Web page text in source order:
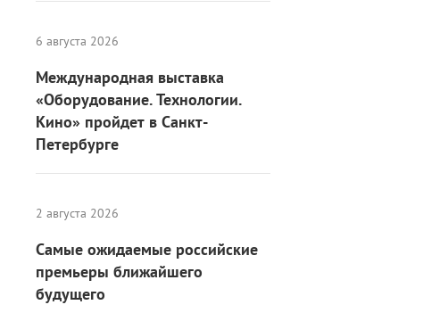
6 августа 2026
Международная выставка
«Оборудование. Технологии.
Кино» пройдет в Санкт-
Петербурге
2 августа 2026
Самые ожидаемые российские
премьеры ближайшего
будущего